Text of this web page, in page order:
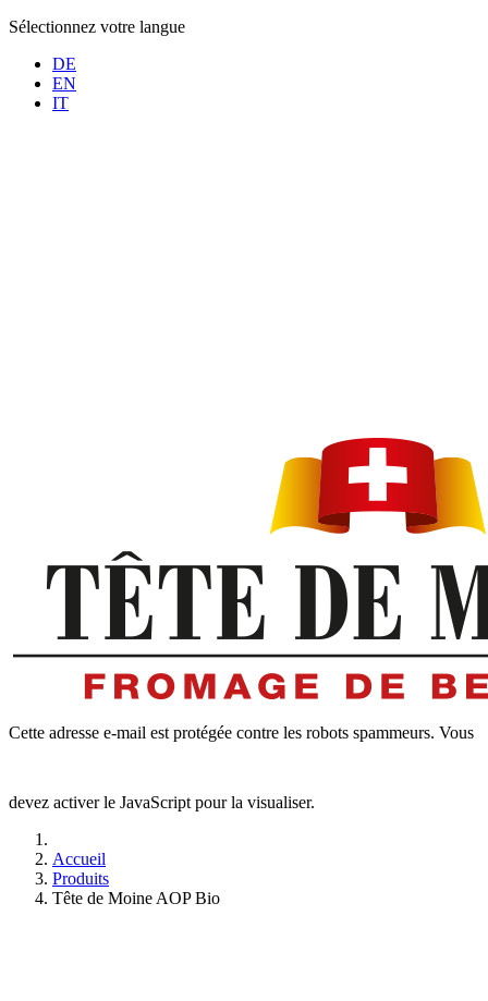
Sélectionnez votre langue
DE
EN
IT
Cette adresse e-mail est protégée contre les robots spammeurs. Vous
devez activer le JavaScript pour la visualiser.
Accueil
Produits
Tête de Moine AOP Bio